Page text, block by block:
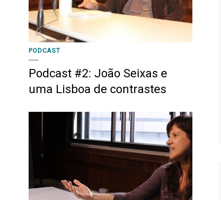
PODCAST
Podcast #2: João Seixas e
uma Lisboa de contrastes